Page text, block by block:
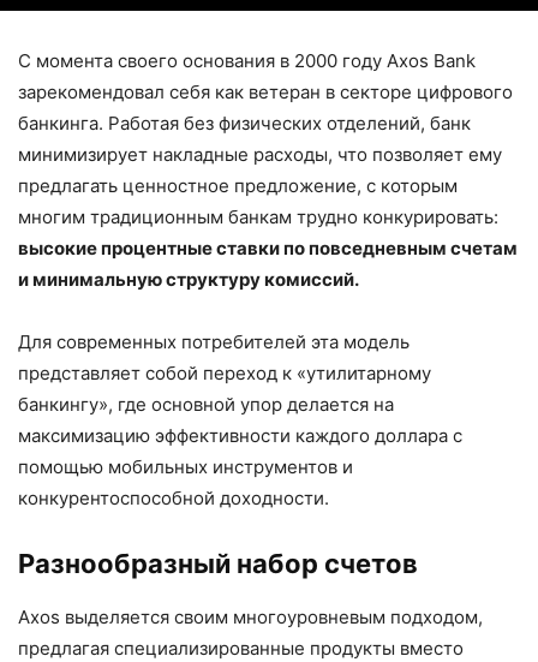
С момента своего основания в 2000 году Axos Bank
зарекомендовал себя как ветеран в секторе цифрового
банкинга. Работая без физических отделений, банк
минимизирует накладные расходы, что позволяет ему
предлагать ценностное предложение, с которым
многим традиционным банкам трудно конкурировать:
высокие процентные ставки по повседневным счетам
и минимальную структуру комиссий.
Для современных потребителей эта модель
представляет собой переход к «утилитарному
банкингу», где основной упор делается на
максимизацию эффективности каждого доллара с
помощью мобильных инструментов и
конкурентоспособной доходности.
Разнообразный набор счетов
Axos выделяется своим многоуровневым подходом,
предлагая специализированные продукты вместо